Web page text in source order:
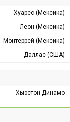
Хуарес (Мексика)
Леон (Мексика)
Монтеррей (Мексика)
Даллас (США)
Хьюстон Динамо